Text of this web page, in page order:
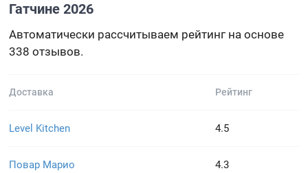
Гатчине 2026
Автоматически рассчитываем рейтинг на основе
338 отзывов.
Доставка Рейтинг
Level Kitchen 4.5
Повар Марио 4.3